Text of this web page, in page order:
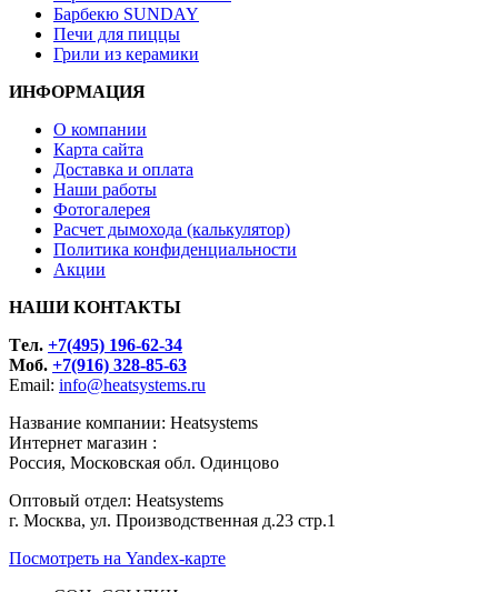
Барбекю SUNDAY
Печи для пиццы
Грили из керамики
ИНФОРМАЦИЯ
О компании
Карта сайта
Доставка и оплата
Наши работы
Фотогалерея
Расчет дымохода (калькулятор)
Политика конфиденциальности
Акции
НАШИ КОНТАКТЫ
Tел. +7(495) 196-62-34
Моб. +7(916) 328-85-63
Email: info@heatsystems.ru
Название компании: Heatsystems
Интернет магазин :
Россия, Московская обл. Одинцово
Оптовый отдел: Heatsystems
г. Москва, ул. Производственная д.23 стр.1
Посмотреть на Yandex-карте